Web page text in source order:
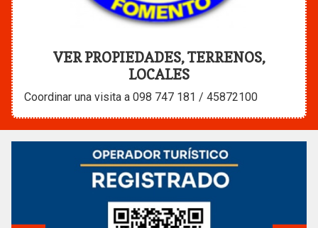
VER PROPIEDADES, TERRENOS,
LOCALES
Coordinar una visita a 098 747 181 / 45872100